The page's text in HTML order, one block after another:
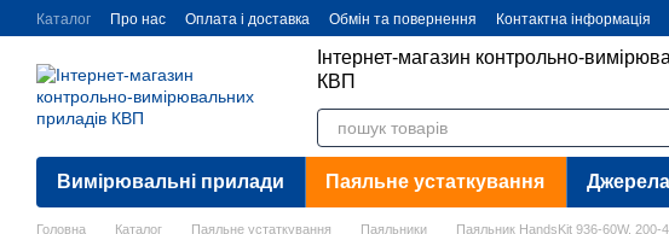
Перейти до основного контенту
Каталог Про нас Оплата і доставка Обмін та повернення Контактна інформація
Інтернет-магазин контрольно-
КВП
Вимірювальні прилади Паяльне устаткування
Головна Каталог Паяльне устаткування Паяльники Паяльник HandsKit 936-60W, 200-